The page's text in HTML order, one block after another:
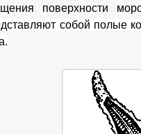
поверхности
собой полые